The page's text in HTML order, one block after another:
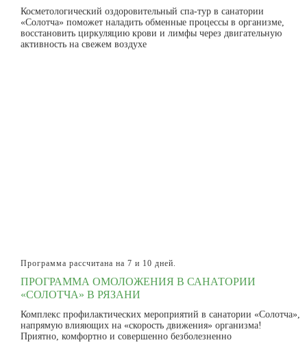
Косметологический оздоровительный спа-тур в санатории
«Солотча» поможет наладить обменные процессы в организме,
восстановить циркуляцию крови и лимфы через двигательную
активность на свежем воздухе
Программа рассчитана на 7 и 10 дней.
ПРОГРАММА ОМОЛОЖЕНИЯ В САНАТОРИИ
«СОЛОТЧА» В РЯЗАНИ
Комплекс профилактических мероприятий в санатории «Солотча»,
напрямую влияющих на «скорость движения» организма!
Приятно, комфортно и совершенно безболезненно